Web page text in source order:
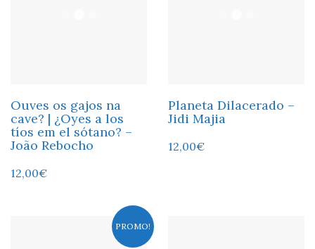
Ouves os gajos na
cave? | ¿Oyes a los
tíos em el sótano? –
João Rebocho
12,00€
Planeta Dilacerado –
Jidi Majia
12,00€
PROMO!